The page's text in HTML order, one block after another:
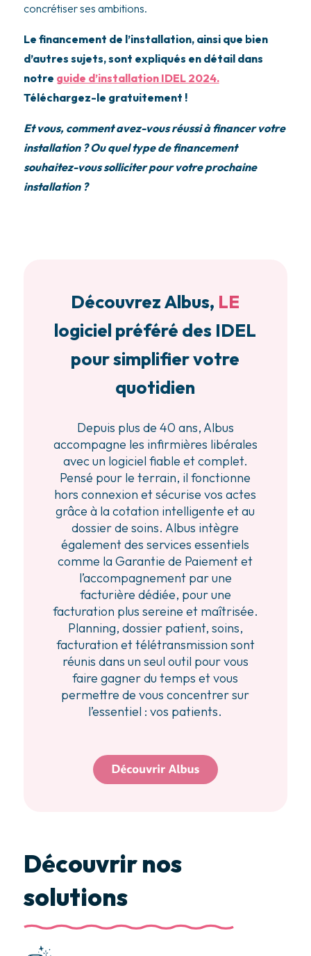
concrétiser ses ambitions.
Le financement de l’installation, ainsi que bien
d’autres sujets, sont expliqués en détail dans
notre guide d’installation IDEL 2024.
Téléchargez-le gratuitement !
Et vous, comment avez-vous réussi à financer votre
installation ? Ou quel type de financement
souhaitez-vous solliciter pour votre prochaine
installation ?
Découvrez Albus, LE
logiciel préféré des IDEL
pour simplifier votre
quotidien
Depuis plus de 40 ans, Albus
accompagne les infirmières libérales
avec un logiciel fiable et complet.
Pensé pour le terrain, il fonctionne
hors connexion et sécurise vos actes
grâce à la cotation intelligente et au
dossier de soins. Albus intègre
également des services essentiels
comme la Garantie de Paiement et
l’accompagnement par une
facturière dédiée, pour une
facturation plus sereine et maîtrisée.
Planning, dossier patient, soins,
facturation et télétransmission sont
réunis dans un seul outil pour vous
faire gagner du temps et vous
permettre de vous concentrer sur
l’essentiel : vos patients.
Découvrir nos
solutions